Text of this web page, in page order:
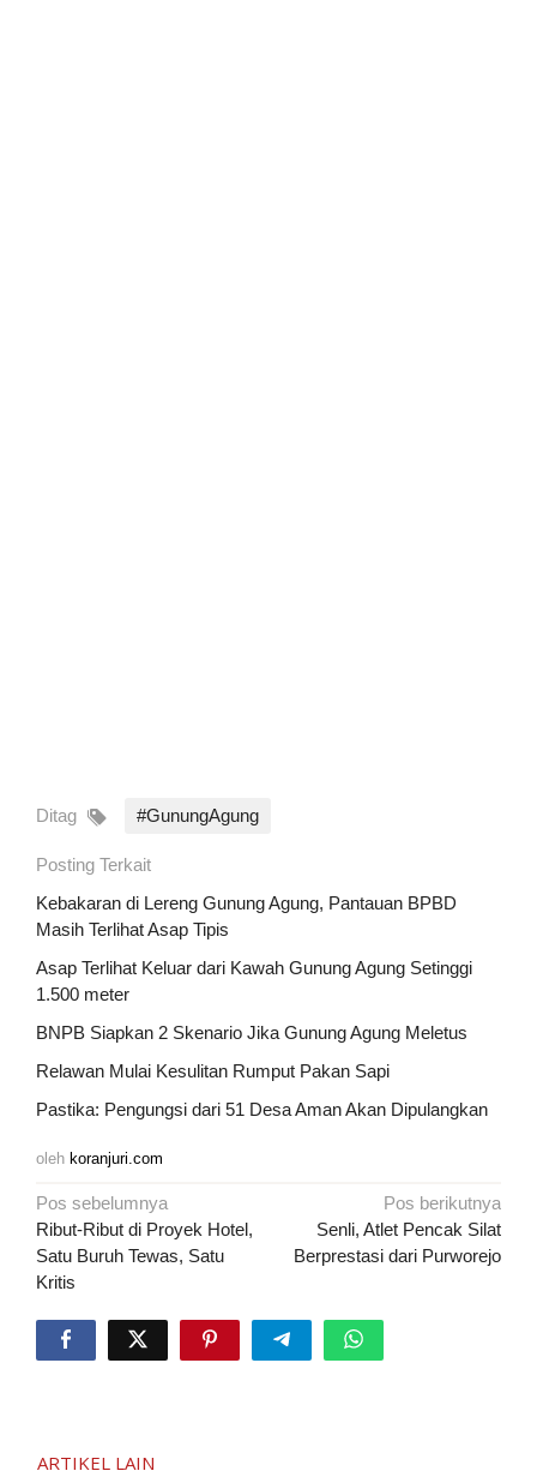
Ditag #GunungAgung
Posting Terkait
Kebakaran di Lereng Gunung Agung, Pantauan BPBD
Masih Terlihat Asap Tipis
Asap Terlihat Keluar dari Kawah Gunung Agung Setinggi
1.500 meter
BNPB Siapkan 2 Skenario Jika Gunung Agung Meletus
Relawan Mulai Kesulitan Rumput Pakan Sapi
Pastika: Pengungsi dari 51 Desa Aman Akan Dipulangkan
oleh koranjuri.com
Navigasi
pos
Pos sebelumnya
Ribut-Ribut di Proyek Hotel,
Satu Buruh Tewas, Satu
Kritis
Pos berikutnya
Senli, Atlet Pencak Silat
Berprestasi dari Purworejo
ARTIKEL LAIN